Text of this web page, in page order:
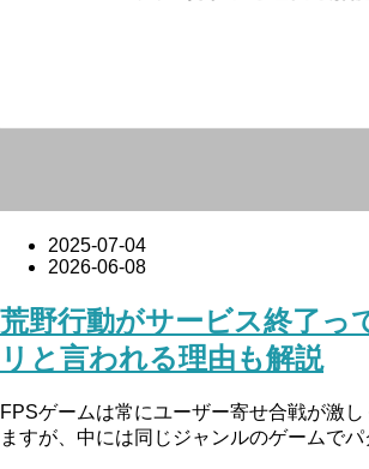
2025-07-04
2026-06-08
荒野行動がサービス終了っ
リと言われる理由も解説
FPSゲームは常にユーザー寄せ合戦が激
ますが、中には同じジャンルのゲームで